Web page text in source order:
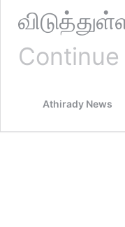
Athirady News